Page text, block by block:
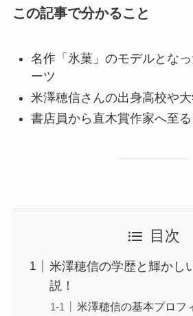
この記事で分かること
名作「氷菓」のモデルとな
ーツ
米澤穂信さんの出身高校や
書店員から直木賞作家へ至
目次
米澤穂信の学歴と輝かし
説！
米澤穂信の基本プロフ